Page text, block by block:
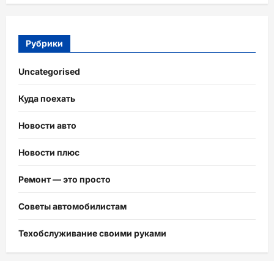
Рубрики
Uncategorised
Куда поехать
Новости авто
Новости плюс
Ремонт — это просто
Советы автомобилистам
Техобслуживание своими руками